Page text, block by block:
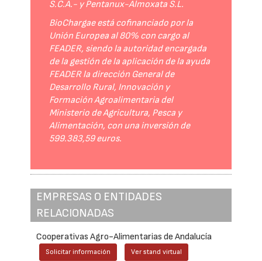
S.C.A.- y Pentanux-Almoxata S.L.
BioChargae está cofinanciado por la
Unión Europea al 80% con cargo al
FEADER, siendo la autoridad encargada
de la gestión de la aplicación de la ayuda
FEADER la dirección General de
Desarrollo Rural, Innovación y
Formación Agroalimentaria del
Ministerio de Agricultura, Pesca y
Alimentación, con una inversión de
599.383,59 euros.
EMPRESAS O ENTIDADES
RELACIONADAS
Cooperativas Agro-Alimentarias de Andalucía
Solicitar información Ver stand virtual